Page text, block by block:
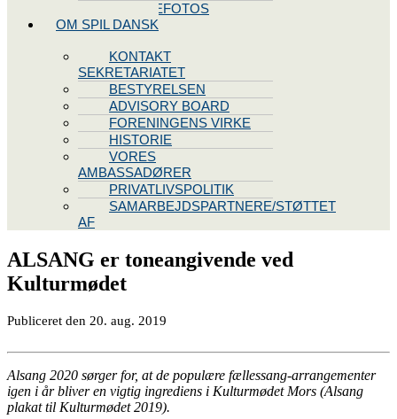
PRESSEFOTOS
OM SPIL DANSK
KONTAKT
SEKRETARIATET
BESTYRELSEN
ADVISORY BOARD
FORENINGENS VIRKE
HISTORIE
VORES
AMBASSADØRER
PRIVATLIVSPOLITIK
SAMARBEJDSPARTNERE/STØTTET
AF
ALSANG er toneangivende ved
Kulturmødet
Publiceret den 20. aug. 2019
Alsang 2020 sørger for, at de populære fællessang-arrangementer
igen i år bliver en vigtig ingrediens i Kulturmødet Mors (Alsang
plakat til Kulturmødet 2019).